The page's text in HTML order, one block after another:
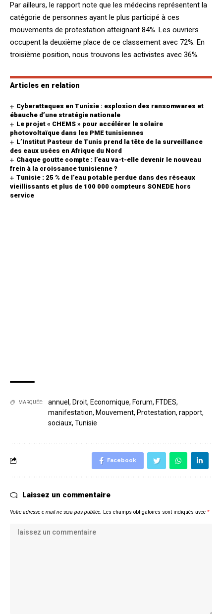
Par ailleurs, le rapport note que les médecins représentent la
catégorie de personnes ayant le plus participé à ces
mouvements de protestation atteignant 84%. Les ouvriers
occupent la deuxième place de ce classement avec 72%. En
troisième position, nous trouvons les activistes avec 36%.
Articles en relation
Cyberattaques en Tunisie : explosion des ransomwares et
ébauche d’une stratégie nationale
Le projet « CHEMS » pour accélérer le solaire
photovoltaïque dans les PME tunisiennes
L’Institut Pasteur de Tunis prend la tête de la surveillance
des eaux usées en Afrique du Nord
Chaque goutte compte : l’eau va-t-elle devenir le nouveau
frein à la croissance tunisienne ?
Tunisie : 25 % de l’eau potable perdue dans des réseaux
vieillissants et plus de 100 000 compteurs SONEDE hors
service
MARQUÉE: annuel , Droit, Economique, Forum, FTDES,
manifestation, Mouvement, Protestation, rapport,
sociaux, Tunisie
Facebook
Laissez un commentaire
Votre adresse e-mail ne sera pas publiée. Les champs obligatoires sont indiqués avec *